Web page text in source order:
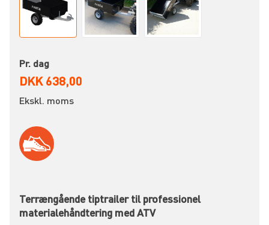
Pr. dag
DKK 638,00
Ekskl. moms
Terrængående tiptrailer til professionel
materialehåndtering med ATV